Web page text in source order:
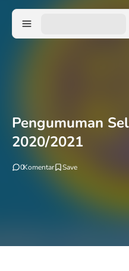
Pengumuman
2020/2021
0Komentar